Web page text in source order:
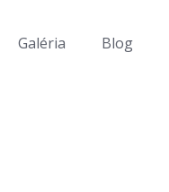
Galéria Blog